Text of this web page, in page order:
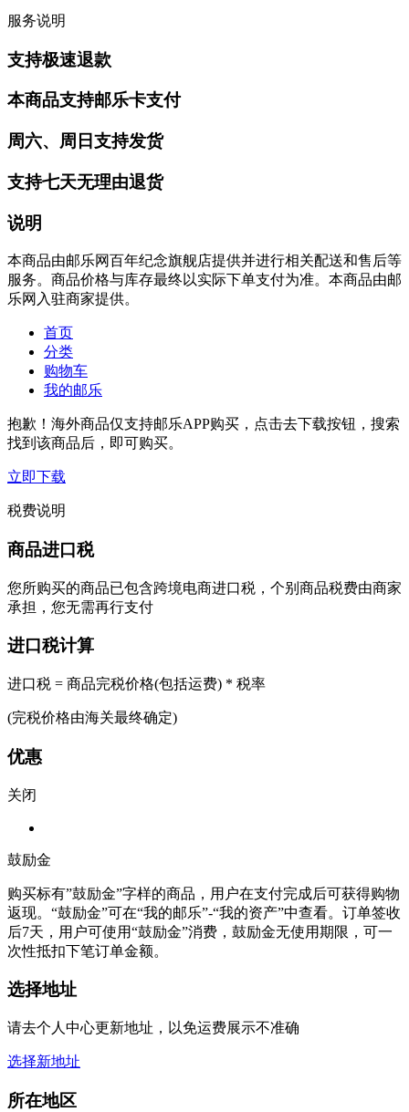
服务说明
支持极速退款
本商品支持邮乐卡支付
周六、周日支持发货
支持七天无理由退货
说明
本商品由邮乐网百年纪念旗舰店提供并进行相关配送和售后等
服务。商品价格与库存最终以实际下单支付为准。本商品由邮
乐网入驻商家提供。
首页
分类
购物车
我的邮乐
抱歉！海外商品仅支持邮乐APP购买，点击去下载按钮，搜索
找到该商品后，即可购买。
立即下载
税费说明
商品进口税
您所购买的商品已包含跨境电商进口税，个别商品税费由商家
承担，您无需再行支付
进口税计算
进口税 = 商品完税价格(包括运费) * 税率
(完税价格由海关最终确定)
优惠
关闭
鼓励金
购买标有”鼓励金”字样的商品，用户在支付完成后可获得购物
返现。“鼓励金”可在“我的邮乐”-“我的资产”中查看。订单签收
后7天，用户可使用“鼓励金”消费，鼓励金无使用期限，可一
次性抵扣下笔订单金额。
选择地址
请去个人中心更新地址，以免运费展示不准确
选择新地址
所在地区